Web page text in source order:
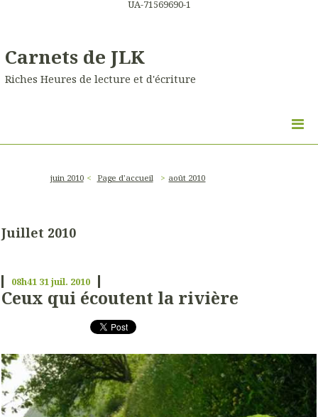
UA-71569690-1
Carnets de JLK
Riches Heures de lecture et d'écriture
juin 2010 Page d'accueil août 2010
Juillet 2010
08h41 31juil. 2010
Ceux qui écoutent la rivière